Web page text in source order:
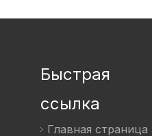
Быстрая
ссылка
Главная страница